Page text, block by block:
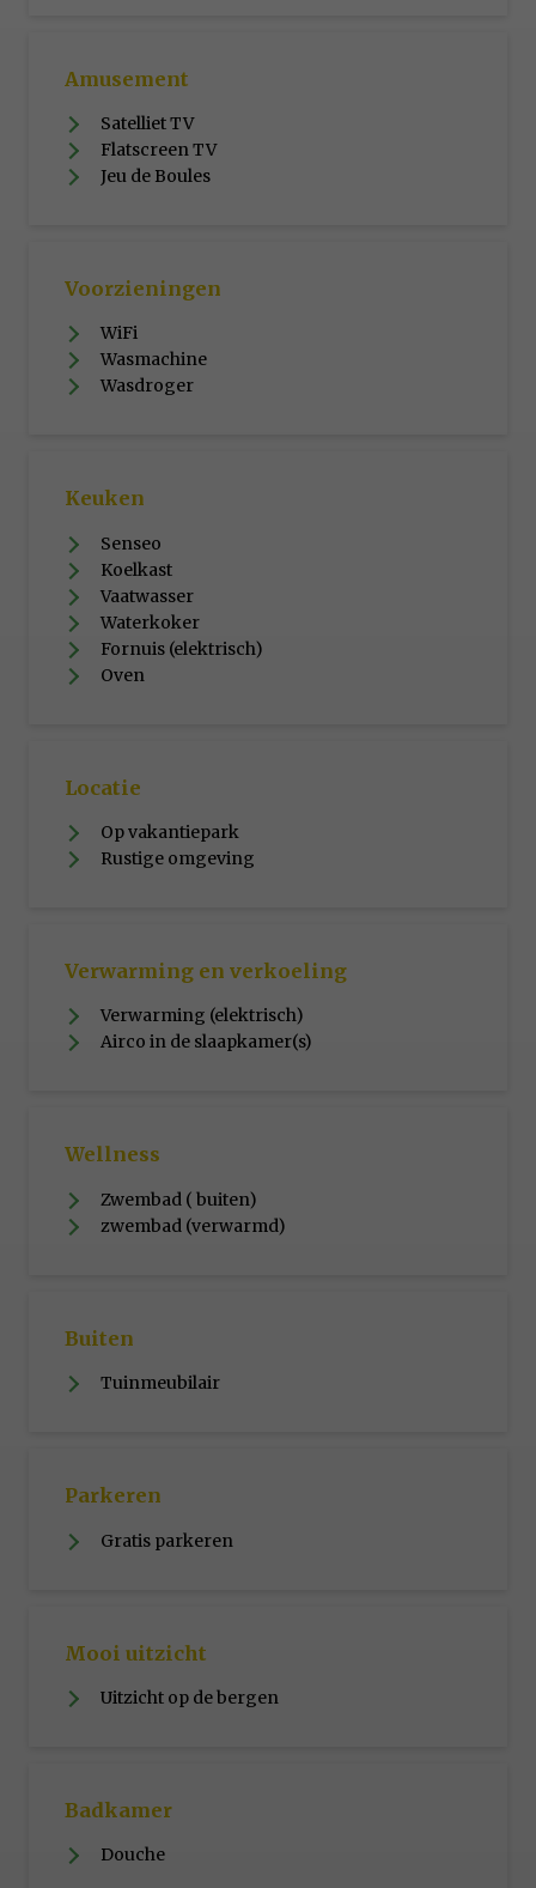
Amusement
Satelliet TV
Flatscreen TV
Jeu de Boules
Voorzieningen
WiFi
Wasmachine
Wasdroger
Keuken
Senseo
Koelkast
Vaatwasser
Waterkoker
Fornuis (elektrisch)
Oven
Locatie
Op vakantiepark
Rustige omgeving
Verwarming en verkoeling
Verwarming (elektrisch)
Airco in de slaapkamer(s)
Wellness
Zwembad ( buiten)
zwembad (verwarmd)
Buiten
Tuinmeubilair
Parkeren
Gratis parkeren
Mooi uitzicht
Uitzicht op de bergen
Badkamer
Douche